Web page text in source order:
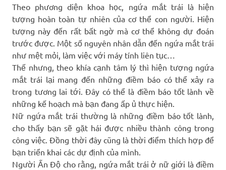
Theo phương diện khoa học, ngứa mắt trái là hiện
tượng hoàn toàn tự nhiên của cơ thể con người. Hiện
tượng này đến rất bất ngờ mà cơ thể không dự đoán
trước được. Một số nguyên nhân dẫn đến ngứa mắt trái
như mệt mỏi, làm việc với máy tính liên tục…
Thế nhưng, theo khía cạnh tâm lý thì hiện tượng ngứa
mắt trái lại mang đến những điềm báo có thể xảy ra
trong tương lai tới. Đây có thể là điềm báo tốt lành về
những kế hoạch mà bạn đang ấp ủ thực hiện.
Nữ ngứa mắt trái thường là những điềm báo tốt lành,
cho thấy bạn sẽ gặt hái được nhiều thành công trong
công việc. Đồng thời đây cũng là thời điểm thích hợp để
bạn triển khai các dự định của mình.
Người Ấn Độ cho rằng, ngứa mắt trái ở nữ giới là điềm